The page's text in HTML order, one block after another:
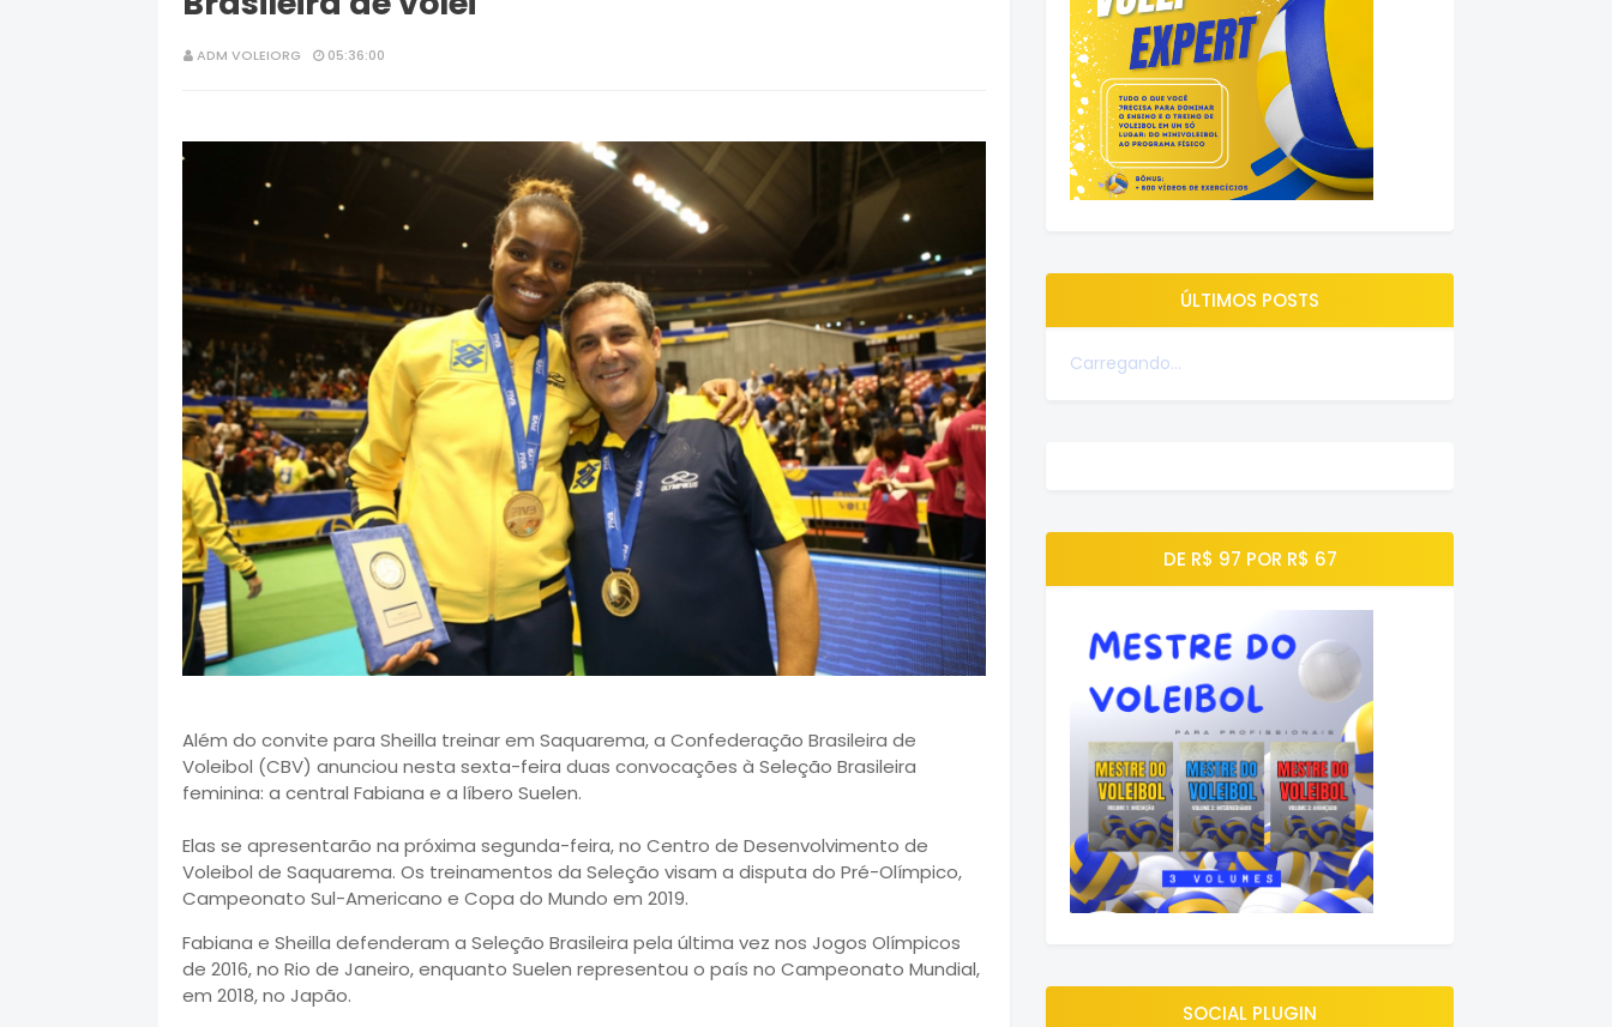
ADM VOLEIORG 05:36:00
Além do convite para Sheilla treinar em Saquarema, a Confederação Brasileira de
Voleibol (CBV) anunciou nesta sexta-feira duas convocações à Seleção Brasileira
feminina: a central Fabiana e a líbero Suelen.
Elas se apresentarão na próxima segunda-feira, no Centro de Desenvolvimento de
Voleibol de Saquarema. Os treinamentos da Seleção visam a disputa do Pré-Olímpico,
Campeonato Sul-Americano e Copa do Mundo em 2019.
Fabiana e Sheilla defenderam a Seleção Brasileira pela última vez nos Jogos Olímpicos
de 2016, no Rio de Janeiro, enquanto Suelen representou o país no Campeonato Mundial,
em 2018, no Japão.
ÚLTIMOS POSTS
Carregando...
DE R$ 97 POR R$ 67
SOCIAL PLUGIN